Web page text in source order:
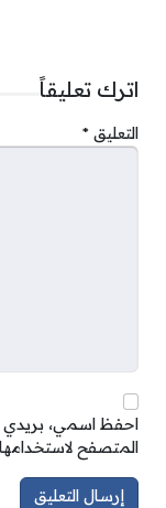
اترك تعليقاً
التعليق *
احفظ اسمي، بريدي
المتصفح